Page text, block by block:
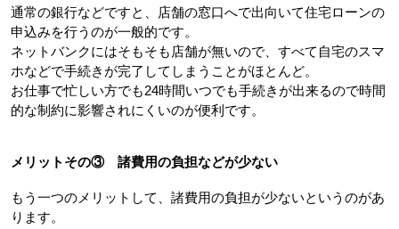
通常の銀行などですと、店舗の窓口へで出向いて住宅ローンの
申込みを行うのが一般的です。
ネットバンクにはそもそも店舗が無いので、すべて自宅のスマ
ホなどで手続きが完了してしまうことがほとんど。
お仕事で忙しい方でも24時間いつでも手続きが出来るので時間
的な制約に影響されにくいのが便利です。
メリットその③　諸費用の負担などが少ない
もう一つのメリットして、諸費用の負担が少ないというのがあ
ります。